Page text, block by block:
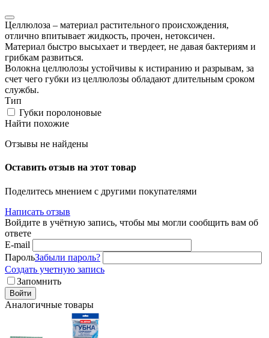
Целлюлоза – материал растительного происхождения,
отлично впитывает жидкость, прочен, нетоксичен.
Материал быстро высыхает и твердеет, не давая бактериям и
грибкам развиться.
Волокна целлюлозы устойчивы к истиранию и разрывам, за
счет чего губки из целлюлозы обладают длительным сроком
службы.
Тип
Губки поролоновые
Найти похожие
Отзывы не найдены
Оставить отзыв на этот товар
Поделитесь мнением с другими покупателями
Написать отзыв
Войдите в учётную запись, чтобы мы могли сообщить вам об
ответе
E-mail
ПарольЗабыли пароль?
Создать учетную запись
Запомнить
Войти
Аналогичные товары